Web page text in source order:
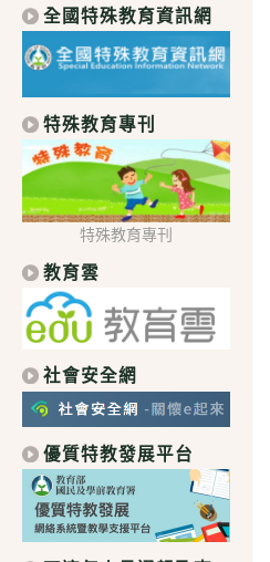
全國特殊教育資訊網
特殊教育專刊
特殊教育專刊
教育雲
社會安全網
優質特教發展平台